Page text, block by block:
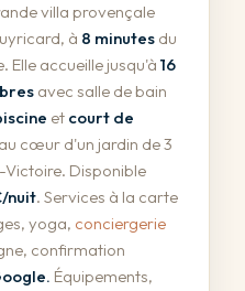
villa provençale
à 8 minutes du
Elle accueille jusqu'à16
avec salle de bain
et court de
cœur d'un jardin de 3
Disponible
nuit. Services à la carte
yoga, conciergerie
confirmation
Équipements,